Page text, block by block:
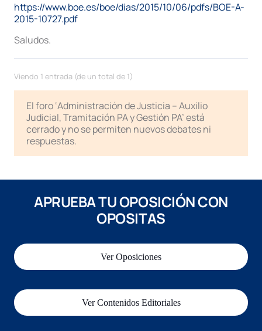
https://www.boe.es/boe/dias/2015/10/06/pdfs/BOE-A-
2015-10727.pdf
Saludos.
Viendo 1 entrada (de un total de 1)
El foro ‘Administración de Justicia – Auxilio
Judicial, Tramitación PA y Gestión PA’ está
cerrado y no se permiten nuevos debates ni
respuestas.
APRUEBA TU OPOSICIÓN CON
OPOSITAS
Ver Oposiciones
Ver Contenidos Editoriales